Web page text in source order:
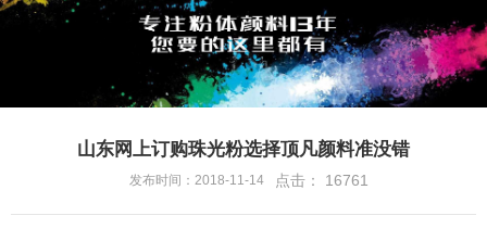
山东网上订购珠光粉选择顶凡颜料准没错
发布时间：2018-11-14 点击： 16761